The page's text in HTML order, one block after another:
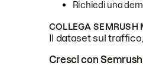
Richiedi una
COLLEGA SEMRUSH
Il dataset sul
Cresci con Semrush